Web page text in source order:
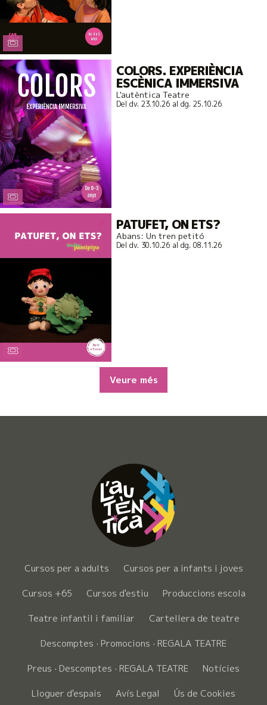
COLORS. EXPERIÈNCIA
ESCÈNICA IMMERSIVA
L'autèntica Teatre
Del dv. 23.10.26al dg. 25.10.26
PATUFET, ON ETS?
Abans: Un tren petitó
Del dv. 30.10.26al dg. 08.11.26
Veure més
Cursos per a adults
Cursos per a infants i joves
Cursos +65
Cursos d'estiu
Produccions escola
Teatre infantil i familiar
Cartellera de teatre
Descomptes · Promocions · REGALA TEATRE
Preus · Descomptes · REGALA TEATRE
Notícies
Lloguer d'espais
Avís Legal
Ús de Cookies